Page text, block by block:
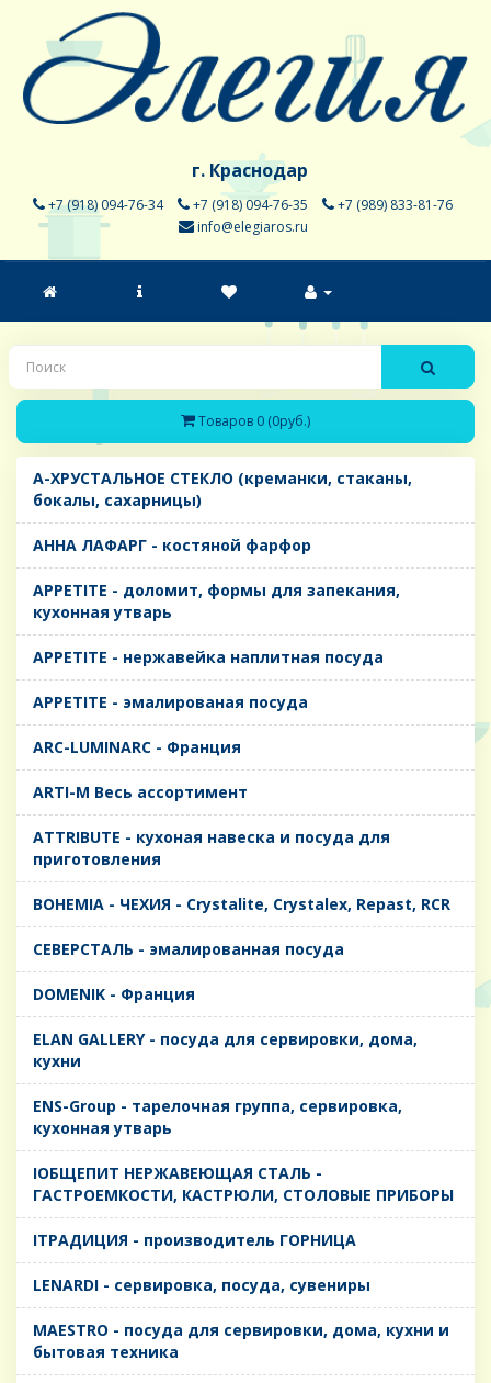
г. Краснодар
+7 (918) 094-76-34 +7 (918) 094-76-35
+7 (989) 833-81-76
info@elegiaros.ru
Товаров 0 (0руб.)
A-ХРУСТАЛЬНОЕ СТЕКЛО (креманки, стаканы,
бокалы, сахарницы)
AHHA ЛАФАРГ - костяной фарфор
APPETITE - доломит, формы для запекания,
кухонная утварь
APPETITE - нержавейка наплитная посуда
APPETITE - эмалированая посуда
ARC-LUMINARC - Франция
ARTI-M Весь ассортимент
ATTRIBUTE - кухоная навеска и посуда для
приготовления
BOHEMIA - ЧЕХИЯ - Crystalite, Crystalex, Repast, RCR
CЕВЕРСТАЛЬ - эмалированная посуда
DOMENIK - Франция
ELAN GALLERY - посуда для сервировки, дома,
кухни
ENS-Group - тарелочная группа, сервировка,
кухонная утварь
IОБЩЕПИТ НЕРЖАВЕЮЩАЯ СТАЛЬ -
ГАСТРОЕМКОСТИ, КАСТРЮЛИ, СТОЛОВЫЕ ПРИБОРЫ
IТРАДИЦИЯ - производитель ГОРНИЦА
LENARDI - сервировка, посуда, сувениры
MAESTRO - посуда для сервировки, дома, кухни и
бытовая техника